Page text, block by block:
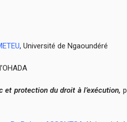
, Université de Ngaoundéré
et protection du droit à l’exécution,